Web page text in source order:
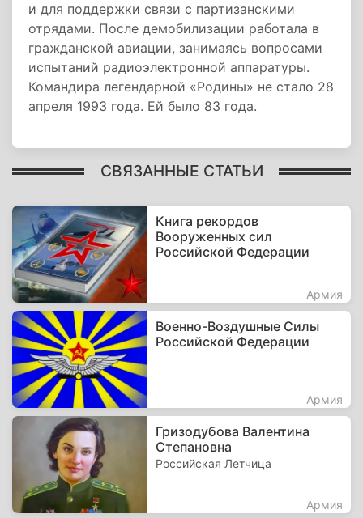
и для поддержки связи с партизанскими
отрядами. После демобилизации работала в
гражданской авиации, занимаясь вопросами
испытаний радиоэлектронной аппаратуры.
Командира легендарной «Родины» не стало 28
апреля 1993 года. Ей было 83 года.
СВЯЗАННЫЕ СТАТЬИ
Книга рекордов
Вооруженных сил
Российской Федерации
Армия
Военно-Воздушные Силы
Российской Федерации
Армия
Гризодубова Валентина
Степановна
Российская Летчица
Армия